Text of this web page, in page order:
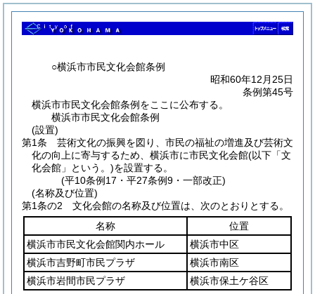
○横浜市市民文化会館条例
昭和60年12月25日
条例第45号
横浜市市民文化会館条例をここに公布する。
横浜市市民文化会館条例
(設置)
第1条
芸術文化の振興を図り、市民の福祉の増進及び芸術文
化の向上に寄与するため、横浜市に市民文化会館(以下「文
化会館」という。)を設置する。
(平10条例17・平27条例9・一部改正)
(名称及び位置)
第1条の2
文化会館の名称及び位置は、次のとおりとする。
名称
位置
横浜市市民文化会館関内ホール
横浜市中区
横浜市吉野町市民プラザ
横浜市南区
横浜市岩間市民プラザ
横浜市保土ケ谷区